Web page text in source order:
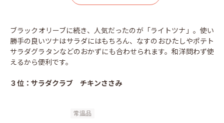
ブラックオリーブに続き、人気だったのが「ライトツナ」。使い
勝手の良いツナはサラダにはもちろん、なすのおひたしやポテト
サラダグラタンなどのおかずにも合わせられます。和洋問わず使
えるから便利です。
３位：サラダクラブ チキンささみ
常温品